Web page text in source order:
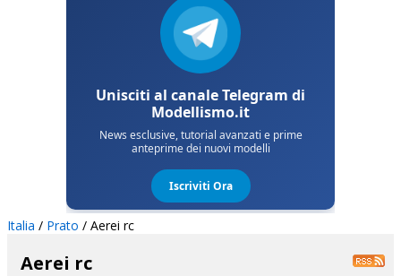
Italia / Prato / Aerei rc
Aerei rc